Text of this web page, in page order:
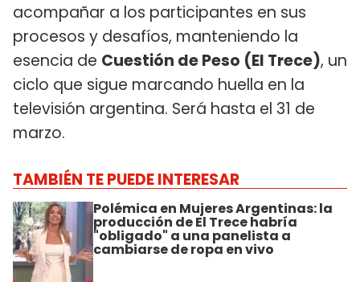
acompañar a los participantes en sus
procesos y desafíos, manteniendo la
esencia de Cuestión de Peso (El Trece), un
ciclo que sigue marcando huella en la
televisión argentina. Será hasta el 31 de
marzo.
TAMBIÉN TE PUEDE INTERESAR
Polémica en Mujeres Argentinas: la
producción de El Trece habría
"obligado" a una panelista a
cambiarse de ropa en vivo